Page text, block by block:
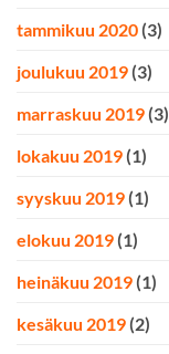
tammikuu 2020 (3)
joulukuu 2019 (3)
marraskuu 2019 (3)
lokakuu 2019 (1)
syyskuu 2019 (1)
elokuu 2019 (1)
heinäkuu 2019 (1)
kesäkuu 2019 (2)